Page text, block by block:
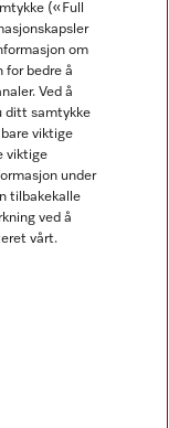
(«Full
om
for bedre å
Ved å
ditt samtykke
viktige
viktige
under
tilbakekalle
ved å
vårt.